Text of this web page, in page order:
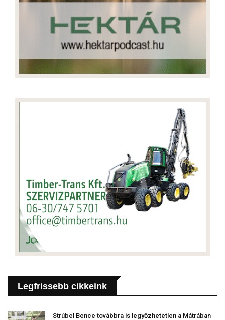
Legfrissebb cikkeink
Strúbel Bence továbbra is legyőzhetetlen a Mátrában